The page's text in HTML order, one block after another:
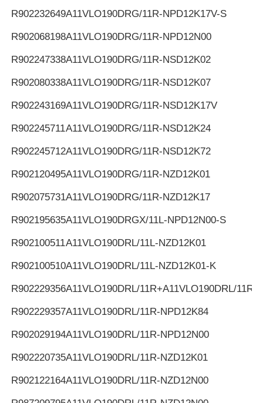
R902232649A11VLO190DRG/11R-NPD12K17V-S
R902068198A11VLO190DRG/11R-NPD12N00
R902247338A11VLO190DRG/11R-NSD12K02
R902080338A11VLO190DRG/11R-NSD12K07
R902243169A11VLO190DRG/11R-NSD12K17V
R902245711A11VLO190DRG/11R-NSD12K24
R902245712A11VLO190DRG/11R-NSD12K72
R902120495A11VLO190DRG/11R-NZD12K01
R902075731A11VLO190DRG/11R-NZD12K17
R902195635A11VLO190DRGX/11L-NPD12N00-S
R902100511A11VLO190DRL/11L-NZD12K01
R902100510A11VLO190DRL/11L-NZD12K01-K
R902229356A11VLO190DRL/11R+A11VLO190DRL/11R
R902229357A11VLO190DRL/11R-NPD12K84
R902029194A11VLO190DRL/11R-NPD12N00
R902220735A11VLO190DRL/11R-NZD12K01
R902122164A11VLO190DRL/11R-NZD12N00